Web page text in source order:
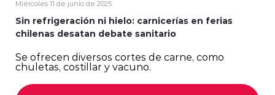
modo claro
Miércoles 11 de junio de 2025
Sin refrigeración ni hielo: carnicerías en ferias
chilenas desatan debate sanitario
Se ofrecen diversos cortes de carne, como
chuletas, costillar y vacuno.